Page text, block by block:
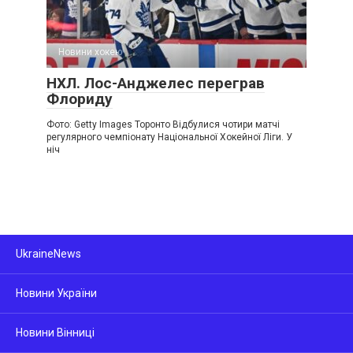
Новини хокею
НХЛ. Лос-Анджелес переграв
Флориду
Фото: Getty Images Торонто Відбулися чотири матчі
регулярного чемпіонату Національної Хокейної Ліги. У
ніч
UkraineNews
Новини України
Новини Вінниці